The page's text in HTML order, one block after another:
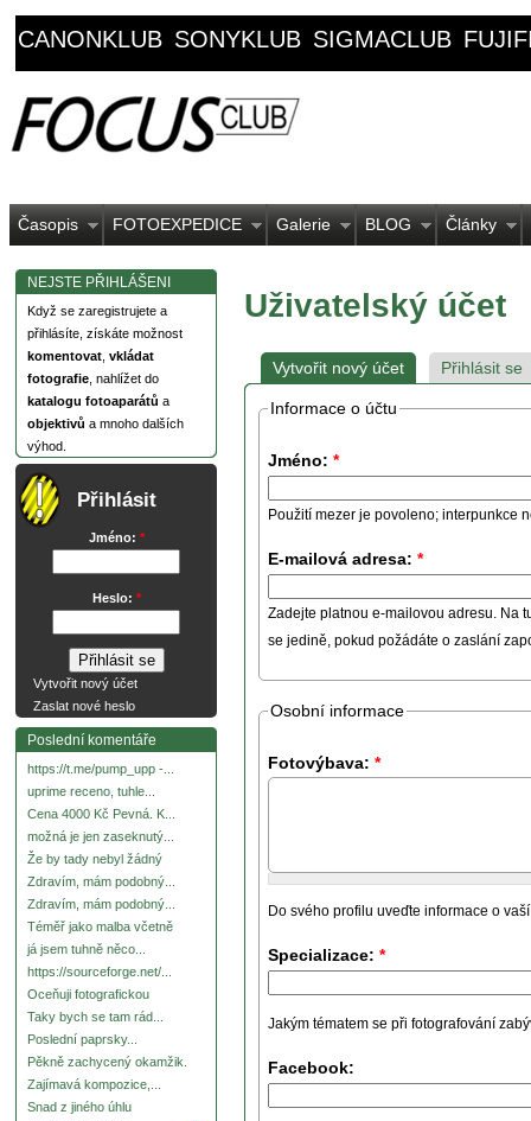
CANONKLUB SONYKLUB SIGMACLUB
Časopis FOTOEXPEDICE Galerie BLOG Články
NEJSTE PŘIHLÁŠENI
Když se zaregistrujete a
přihlásíte, získáte možnost
komentovat vkládat
fotografie , nahlížet do
katalogu fotoaparátů a
objektivů a mnoho dalších
výhod.
Přihlásit
Jméno: *
Heslo: *
Vytvořit nový účet
Zaslat nové heslo
Poslední komentáře
https://t.me/pump_upp -...
uprime receno, tuhle...
Cena 4000 Kč Pevná. K...
možná je jen zaseknutý...
Že by tady nebyl žádný
Zdravím, mám podobný...
Zdravím, mám podobný...
Téměř jako malba včetně
já jsem tuhně něco...
https://sourceforge.net/...
Oceňuji fotografickou
Taky bych se tam rád...
Poslední paprsky...
Pěkně zachycený okamžik.
Zajímavá kompozice,...
Snad z jiného úhlu
Uživatelský účet
Vytvořit nový účet Přihlásit se
Informace o účtu
Jméno: *
Použití mezer je povoleno; interpunkce
E-mailová adresa: *
Zadejte platnou e-mailovou adresu. Na
se jedině, pokud požádáte o zaslání
Osobní informace
Fotovýbava: *
Do svého profilu uveďte informace o
Specializace: *
Jakým tématem se při fotografování
Facebook: